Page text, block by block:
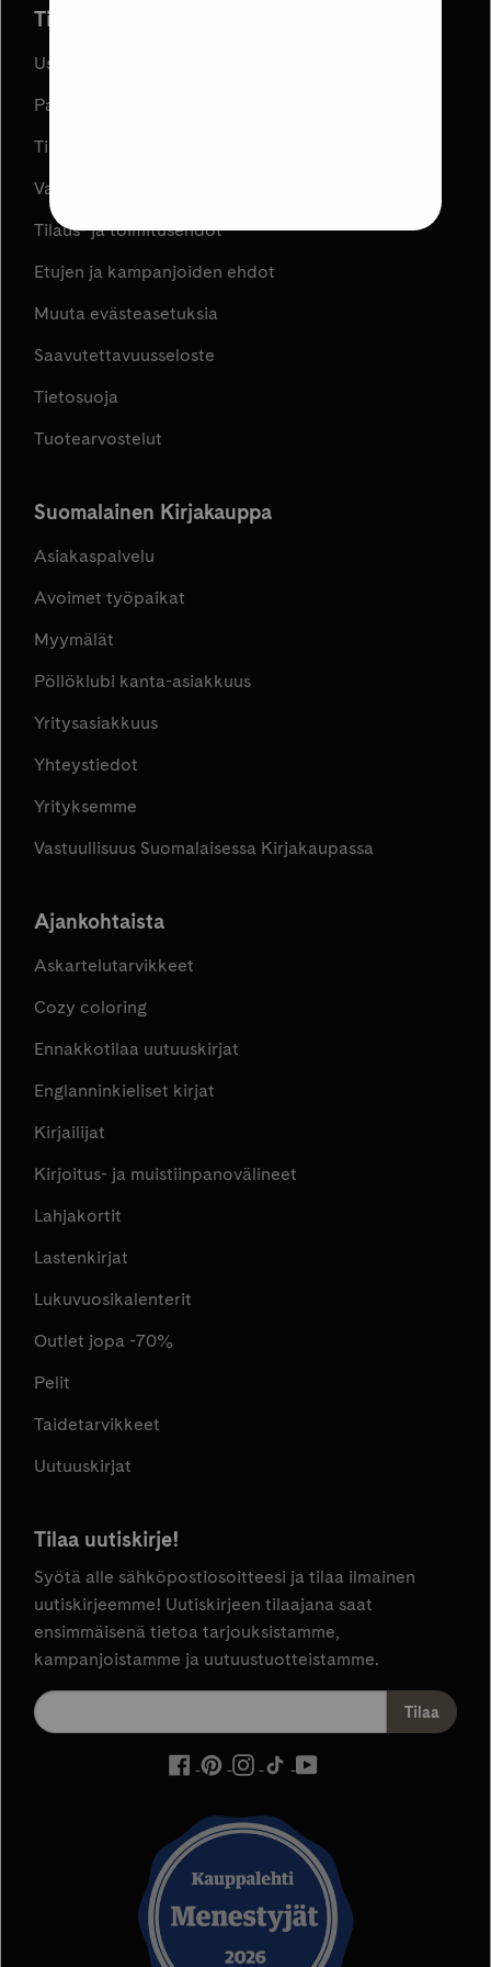
Tilaus ja toimitus
Usein kysyttyä
Palautukset
Tilauksen peruuttaminen
Varaa ja Nouda
Tilaus- ja toimitusehdot
Etujen ja kampanjoiden ehdot
Muuta evästeasetuksia
Saavutettavuusseloste
Tietosuoja
Tuotearvostelut
Suomalainen Kirjakauppa
Asiakaspalvelu
Avoimet työpaikat
Myymälät
Pöllöklubi kanta-asiakkuus
Yritysasiakkuus
Yhteystiedot
Yrityksemme
Vastuullisuus Suomalaisessa Kirjakaupassa
Ajankohtaista
Askartelutarvikkeet
Cozy coloring
Ennakkotilaa uutuuskirjat
Englanninkieliset kirjat
Kirjailijat
Kirjoitus- ja muistiinpanovälineet
Lahjakortit
Lastenkirjat
Lukuvuosikalenterit
Outlet jopa -70%
Pelit
Taidetarvikkeet
Uutuuskirjat
Tilaa uutiskirje!
Syötä alle sähköpostiosoitteesi ja tilaa ilmainen
uutiskirjeemme! Uutiskirjeen tilaajana saat
ensimmäisenä tietoa tarjouksistamme,
kampanjoistamme ja uutuustuotteistamme.
ulkoinen
avautuu
uuteen
välilehteen
ulkoinen
avautuu
uuteen
välilehteen
ulkoinen
avautuu
uuteen
välilehteen
ulkoinen
uuteen
välilehteen
välilehteen